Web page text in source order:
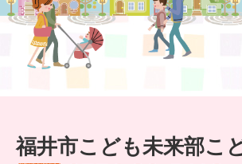
福井市こども未来部こ